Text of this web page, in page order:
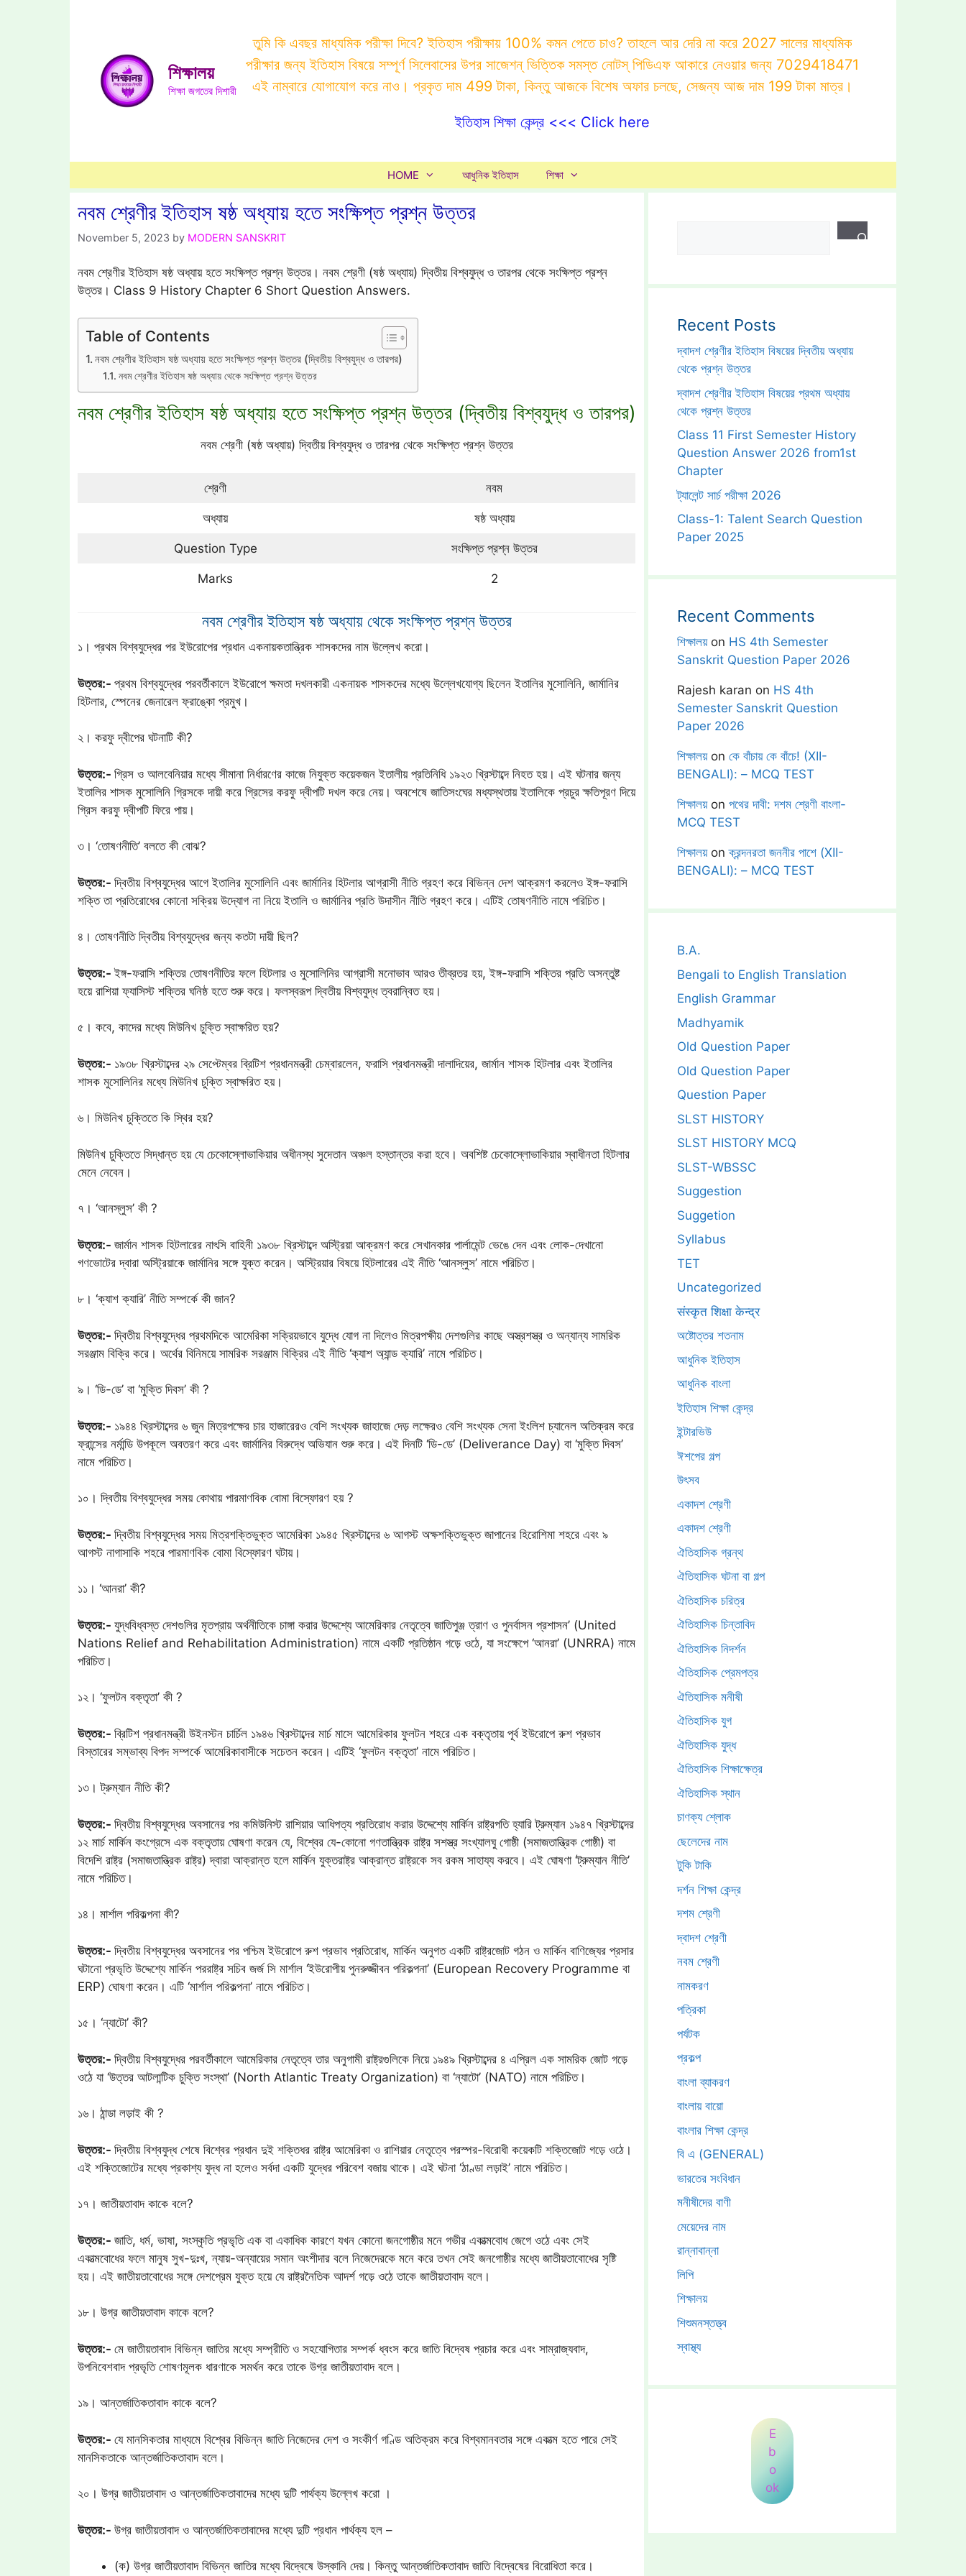
শিক্ষালয়
শিক্ষা জগতের দিশারী
তুমি কি এবছর মাধ্যমিক পরীক্ষা দিবে? ইতিহাস পরীক্ষায় 100% কমন পেতে চাও? তাহলে আর দেরি না করে 2027 সালের মাধ্যমিক
পরীক্ষার জন্য ইতিহাস বিষয়ে সম্পূর্ণ সিলেবাসের উপর সাজেশন্ ভিত্তিক সমস্ত নোটস্ পিডিএফ আকারে নেওয়ার জন্য 7029418471
এই নাম্বারে যোগাযোগ করে নাও। প্রকৃত দাম 499 টাকা, কিন্তু আজকে বিশেষ অফার চলছে, সেজন্য আজ দাম 199 টাকা মাত্র।
ইতিহাস শিক্ষা কেন্দ্র <<< Click here
HOME আধুনিক ইতিহাস শিক্ষা
নবম শ্রেণীর ইতিহাস ষষ্ঠ অধ্যায় হতে সংক্ষিপ্ত প্রশ্ন উত্তর
November 5, 2023 by MODERN SANSKRIT
নবম শ্রেণীর ইতিহাস ষষ্ঠ অধ্যায় হতে সংক্ষিপ্ত প্রশ্ন উত্তর। নবম শ্রেণী (ষষ্ঠ অধ্যায়) দ্বিতীয় বিশ্বযুদ্ধ ও তারপর থেকে সংক্ষিপ্ত প্রশ্ন
উত্তর। Class 9 History Chapter 6 Short Question Answers.
Table of Contents
নবম শ্রেণীর ইতিহাস ষষ্ঠ অধ্যায় হতে সংক্ষিপ্ত প্রশ্ন উত্তর (দ্বিতীয় বিশ্বযুদ্ধ ও তারপর)
নবম শ্রেণীর ইতিহাস ষষ্ঠ অধ্যায় থেকে সংক্ষিপ্ত প্রশ্ন উত্তর
নবম শ্রেণীর ইতিহাস ষষ্ঠ অধ্যায় হতে সংক্ষিপ্ত প্রশ্ন উত্তর (দ্বিতীয় বিশ্বযুদ্ধ ও তারপর)
নবম শ্রেণী (ষষ্ঠ অধ্যায়) দ্বিতীয় বিশ্বযুদ্ধ ও তারপর থেকে সংক্ষিপ্ত প্রশ্ন উত্তর
শ্রেণী নবম
অধ্যায় ষষ্ঠ অধ্যায়
Question Type সংক্ষিপ্ত প্রশ্ন উত্তর
Marks 2
নবম শ্রেণীর ইতিহাস ষষ্ঠ অধ্যায় থেকে সংক্ষিপ্ত প্রশ্ন উত্তর
১। প্রথম বিশ্বযুদ্ধের পর ইউরোপের প্রধান একনায়কতান্ত্রিক শাসকদের নাম উল্লেখ করো।
উত্তর:- প্রথম বিশ্বযুদ্ধের পরবর্তীকালে ইউরোপে ক্ষমতা দখলকারী একনায়ক শাসকদের মধ্যে উল্লেখযোগ্য ছিলেন ইতালির মুসোলিনি, জার্মানির
হিটলার, স্পেনের জেনারেল ফ্রাঙ্কো প্রমুখ।
২। করফু দ্বীপের ঘটনাটি কী?
উত্তর:- গ্রিস ও আলবেনিয়ার মধ্যে সীমানা নির্ধারণের কাজে নিযুক্ত কয়েকজন ইতালীয় প্রতিনিধি ১৯২৩ খ্রিস্টাব্দে নিহত হয়। এই ঘটনার জন্য
ইতালির শাসক মুসোলিনি গ্রিসকে দায়ী করে গ্রিসের করফু দ্বীপটি দখল করে নেয়। অবশেষে জাতিসংঘের মধ্যস্থতায় ইতালিকে প্রচুর ক্ষতিপূরণ দিয়ে
গ্রিস করফু দ্বীপটি ফিরে পায়।
৩। ‘তোষণনীতি’ বলতে কী বোঝ?
উত্তর:- দ্বিতীয় বিশ্বযুদ্ধের আগে ইতালির মুসোলিনি এবং জার্মানির হিটলার আগ্রাসী নীতি গ্রহণ করে বিভিন্ন দেশ আক্রমণ করলেও ইঙ্গ-ফরাসি
শক্তি তা প্রতিরোধের কোনো সক্রিয় উদ্যোগ না নিয়ে ইতালি ও জার্মানির প্রতি উদাসীন নীতি গ্রহণ করে। এটিই তোষণনীতি নামে পরিচিত।
৪। তোষণনীতি দ্বিতীয় বিশ্বযুদ্ধের জন্য কতটা দায়ী ছিল?
উত্তর:-ইঙ্গ-ফরাসি শক্তির তোষণনীতির ফলে হিটলার ও মুসোলিনির আগ্রাসী মনোভাব আরও তীব্রতর হয়, ইঙ্গ-ফরাসি শক্তির প্রতি অসন্তুষ্ট
হয়ে রাশিয়া ফ্যাসিস্ট শক্তির ঘনিষ্ঠ হতে শুরু করে। ফলস্বরূপ দ্বিতীয় বিশ্বযুদ্ধ ত্বরান্বিত হয়।
৫। কবে, কাদের মধ্যে মিউনিখ চুক্তি স্বাক্ষরিত হয়?
উত্তর:- ১৯৩৮ খ্রিস্টাব্দের ২৯ সেপ্টেম্বর ব্রিটিশ প্রধানমন্ত্রী চেম্বারলেন, ফরাসি প্রধানমন্ত্রী দালাদিয়ের, জার্মান শাসক হিটলার এবং ইতালির
শাসক মুসোলিনির মধ্যে মিউনিখ চুক্তি স্বাক্ষরিত হয়।
৬। মিউনিখ চুক্তিতে কি স্থির হয়?
মিউনিখ চুক্তিতে সিদ্ধান্ত হয় যে চেকোস্লোভাকিয়ার অধীনস্থ সুদেতান অঞ্চল হস্তান্তর করা হবে। অবশিষ্ট চেকোস্লোভাকিয়ার স্বাধীনতা হিটলার
মেনে নেবেন।
৭। ‘আনস্লুস’ কী ?
উত্তর:- জার্মান শাসক হিটলারের নাৎসি বাহিনী ১৯৩৮ খ্রিস্টাব্দে অস্ট্রিয়া আক্রমণ করে সেখানকার পার্লামেন্ট ভেঙে দেন এবং লোক-দেখানো
গণভোটের দ্বারা অস্ট্রিয়াকে জার্মানির সঙ্গে যুক্ত করেন। অস্ট্রিয়ার বিষয়ে হিটলারের এই নীতি ‘আনস্লুস’ নামে পরিচিত।
৮। ‘ক্যাশ ক্যারি’ নীতি সম্পর্কে কী জান?
উত্তর:- দ্বিতীয় বিশ্বযুদ্ধের প্রথমদিকে আমেরিকা সক্রিয়ভাবে যুদ্ধে যোগ না দিলেও মিত্রপক্ষীয় দেশগুলির কাছে অস্ত্রশস্ত্র ও অন্যান্য সামরিক
সরঞ্জাম বিক্রি করে। অর্থের বিনিময়ে সামরিক সরঞ্জাম বিক্রির এই নীতি ‘ক্যাশ অ্যান্ড ক্যারি’ নামে পরিচিত।
৯। ‘ডি-ডে’ বা ‘মুক্তি দিবস’ কী ?
উত্তর:- ১৯৪৪ খ্রিস্টাব্দের ৬ জুন মিত্রপক্ষের চার হাজারেরও বেশি সংখ্যক জাহাজে দেড় লক্ষেরও বেশি সংখ্যক সেনা ইংলিশ চ্যানেল অতিক্রম করে
ফ্রান্সের নর্মান্ডি উপকূলে অবতরণ করে এবং জার্মানির বিরুদ্ধে অভিযান শুরু করে। এই দিনটি ‘ডি-ডে’ (Deliverance Day) বা ‘মুক্তি দিবস’
নামে পরিচিত।
১০। দ্বিতীয় বিশ্বযুদ্ধের সময় কোথায় পারমাণবিক বোমা বিস্ফোরণ হয় ?
উত্তর:- দ্বিতীয় বিশ্বযুদ্ধের সময় মিত্রশক্তিভুক্ত আমেরিকা ১৯৪৫ খ্রিস্টাব্দের ৬ আগস্ট অক্ষশক্তিভুক্ত জাপানের হিরোশিমা শহরে এবং ৯
আগস্ট নাগাসাকি শহরে পারমাণবিক বোমা বিস্ফোরণ ঘটায়।
১১। ‘আনরা’ কী?
উত্তর:- যুদ্ধবিধ্বস্ত দেশগুলির মৃতপ্রায় অর্থনীতিকে চাঙ্গা করার উদ্দেশ্যে আমেরিকার নেতৃত্বে জাতিপুঞ্জ ত্রাণ ও পুনর্বাসন প্রশাসন’ (United
Nations Relief and Rehabilitation Administration) নামে একটি প্রতিষ্ঠান গড়ে ওঠে, যা সংক্ষেপে ‘আনরা’ (UNRRA) নামে
পরিচিত।
১২। ‘ফুলটন বক্তৃতা’ কী ?
উত্তর:- ব্রিটিশ প্রধানমন্ত্রী উইনস্টন চার্চিল ১৯৪৬ খ্রিস্টাব্দের মার্চ মাসে আমেরিকার ফুলটন শহরে এক বক্তৃতায় পূর্ব ইউরোপে রুশ প্রভাব
বিস্তারের সম্ভাব্য বিপদ সম্পর্কে আমেরিকাবাসীকে সচেতন করেন। এটিই ‘ফুলটন বক্তৃতা’ নামে পরিচিত।
১৩। ট্রুম্যান নীতি কী?
উত্তর:- দ্বিতীয় বিশ্বযুদ্ধের অবসানের পর কমিউনিস্ট রাশিয়ার আধিপত্য প্রতিরোধ করার উদ্দেশ্যে মার্কিন রাষ্ট্রপতি হ্যারি ট্রুম্যান ১৯৪৭ খ্রিস্টাব্দের
১২ মার্চ মার্কিন কংগ্রেসে এক বক্তৃতায় ঘোষণা করেন যে, বিশ্বের যে-কোনো গণতান্ত্রিক রাষ্ট্র সশস্ত্র সংখ্যালঘু গোষ্ঠী (সমাজতান্ত্রিক গোষ্ঠী) বা
বিদেশি রাষ্ট্র (সমাজতান্ত্রিক রাষ্ট্র) দ্বারা আক্রান্ত হলে মার্কিন যুক্তরাষ্ট্র আক্রান্ত রাষ্ট্রকে সব রকম সাহায্য করবে। এই ঘোষণা ‘ট্রুম্যান নীতি’
নামে পরিচিত।
১৪। মার্শাল পরিকল্পনা কী?
উত্তর:- দ্বিতীয় বিশ্বযুদ্ধের অবসানের পর পশ্চিম ইউরোপে রুশ প্রভাব প্রতিরোধ, মার্কিন অনুগত একটি রাষ্ট্রজোট গঠন ও মার্কিন বাণিজ্যের প্রসার
ঘটানো প্রভৃতি উদ্দেশ্যে মার্কিন পররাষ্ট্র সচিব জর্জ সি মার্শাল ‘ইউরোপীয় পুনরুজ্জীবন পরিকল্পনা’ (European Recovery Programme বা
ERP) ঘোষণা করেন। এটি ‘মার্শাল পরিকল্পনা’ নামে পরিচিত।
১৫। ‘ন্যাটো’ কী?
উত্তর:- দ্বিতীয় বিশ্বযুদ্ধের পরবর্তীকালে আমেরিকার নেতৃত্বে তার অনুগামী রাষ্ট্রগুলিকে নিয়ে ১৯৪৯ খ্রিস্টাব্দের ৪ এপ্রিল এক সামরিক জোট গড়ে
ওঠে যা ‘উত্তর আটলান্টিক চুক্তি সংস্থা’ (North Atlantic Treaty Organization) বা ‘ন্যাটো’ (NATO) নামে পরিচিত।
১৬। ঠান্ডা লড়াই কী ?
উত্তর:- দ্বিতীয় বিশ্বযুদ্ধ শেষে বিশ্বের প্রধান দুই শক্তিধর রাষ্ট্র আমেরিকা ও রাশিয়ার নেতৃত্বে পরস্পর-বিরোধী কয়েকটি শক্তিজোট গড়ে ওঠে।
এই শক্তিজোটের মধ্যে প্রকাশ্য যুদ্ধ না হলেও সর্বদা একটি যুদ্ধের পরিবেশ বজায় থাকে। এই ঘটনা ‘ঠাণ্ডা লড়াই’ নামে পরিচিত।
১৭। জাতীয়তাবাদ কাকে বলে?
উত্তর:- জাতি, ধর্ম, ভাষা, সংস্কৃতি প্রভৃতি এক বা একাধিক কারণে যখন কোনো জনগোষ্ঠীর মনে গভীর একাত্মবোধ জেগে ওঠে এবং সেই
একাত্মবোধের ফলে মানুষ সুখ-দুঃখ, ন্যায়-অন্যায়ের সমান অংশীদার বলে নিজেদেরকে মনে করে তখন সেই জনগোষ্ঠীর মধ্যে জাতীয়তাবোধের সৃষ্টি
হয়। এই জাতীয়তাবোধের সঙ্গে দেশপ্রেম যুক্ত হয়ে যে রাষ্ট্রনৈতিক আদর্শ গড়ে ওঠে তাকে জাতীয়তাবাদ বলে।
১৮। উগ্র জাতীয়তাবাদ কাকে বলে?
উত্তর:- মে জাতীয়তাবাদ বিভিন্ন জাতির মধ্যে সম্প্রীতি ও সহযোগিতার সম্পর্ক ধ্বংস করে জাতি বিদ্বেষ প্রচার করে এবং সাম্রাজ্যবাদ,
উপনিবেশবাদ প্রভৃতি শোষণমূলক ধারণাকে সমর্থন করে তাকে উগ্র জাতীয়তাবাদ বলে।
১৯। আন্তর্জাতিকতাবাদ কাকে বলে?
উত্তর:- যে মানসিকতার মাধ্যমে বিশ্বের বিভিন্ন জাতি নিজেদের দেশ ও সংকীর্ণ গণ্ডি অতিক্রম করে বিশ্বমানবতার সঙ্গে একাত্ম হতে পারে সেই
মানসিকতাকে আন্তর্জাতিকতাবাদ বলে।
২০। উগ্র জাতীয়তাবাদ ও আন্তর্জাতিকতাবাদের মধ্যে দুটি পার্থক্য উল্লেখ করো ।
উত্তর:- উগ্র জাতীয়তাবাদ ও আন্তর্জাতিকতাবাদের মধ্যে দুটি প্রধান পার্থক্য হল –
(ক) উগ্র জাতীয়তাবাদ বিভিন্ন জাতির মধ্যে বিদ্বেষে উস্কানি দেয়। কিন্তু আন্তর্জাতিকতাবাদ জাতি বিদ্বেষের বিরোধিতা করে।
Recent Posts
দ্বাদশ শ্রেণীর ইতিহাস বিষয়ের দ্বিতীয় অধ্যায়
থেকে প্রশ্ন উত্তর
দ্বাদশ শ্রেণীর ইতিহাস বিষয়ের প্রথম অধ্যায়
থেকে প্রশ্ন উত্তর
Class 11 First Semester History
Question Answer 2026 from1st
Chapter
ট্যালেন্ট সার্চ পরীক্ষা 2026
Class-1: Talent Search Question
Paper 2025
Recent Comments
শিক্ষালয়on HS 4th Semester
Sanskrit Question Paper 2026
Rajesh karan on HS 4th
Semester Sanskrit Question
Paper 2026
শিক্ষালয়on কে বাঁচায় কে বাঁচে! (XII-
BENGALI): – MCQ TEST
শিক্ষালয়on পথের দাবী: দশম শ্রেণী বাংলা-
MCQ TEST
শিক্ষালয়onক্রন্দনরতা জননীর পাশে (XII-
BENGALI): – MCQ TEST
B.A.
Bengali to English Translation
English Grammar
Madhyamik
Old Question Paper
Old Question Paper
Question Paper
SLST HISTORY
SLST HISTORY MCQ
SLST-WBSSC
Suggestion
Suggetion
Syllabus
TET
Uncategorized
संस्कृत शिक्षा केन्द्र
অষ্টোত্তর শতনাম
আধুনিক ইতিহাস
আধুনিক বাংলা
ইতিহাস শিক্ষা কেন্দ্র
ইন্টারভিউ
ঈশপের গল্প
উৎসব
একাদশ শ্রেণী
একাদশ শ্রেণী
ঐতিহাসিক গ্রন্থ
ঐতিহাসিক ঘটনা বা গল্প
ঐতিহাসিক চরিত্র
ঐতিহাসিক চিন্তাবিদ
ঐতিহাসিক নিদর্শন
ঐতিহাসিক প্রেমপত্র
ঐতিহাসিক মনীষী
ঐতিহাসিক যুগ
ঐতিহাসিক যুদ্ধ
ঐতিহাসিক শিক্ষাক্ষেত্র
ঐতিহাসিক স্থান
চাণক্য শ্লোক
ছেলেদের নাম
টুকি টাকি
দর্শন শিক্ষা কেন্দ্র
দশম শ্রেণী
দ্বাদশ শ্রেণী
নবম শ্রেণী
নামকরণ
পত্রিকা
পর্যটক
প্রকল্প
বাংলা ব্যাকরণ
বাংলায় বায়ো
বাংলার শিক্ষা কেন্দ্র
বি এ (GENERAL)
ভারতের সংবিধান
মনীষীদের বাণী
মেয়েদের নাম
রান্নাবান্না
লিপি
শিক্ষালয়
শিশুমনস্তত্ত্ব
স্বাস্থ্য
E
b
o
ok